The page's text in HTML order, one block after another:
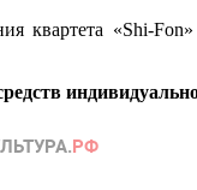
квартета «Shi-